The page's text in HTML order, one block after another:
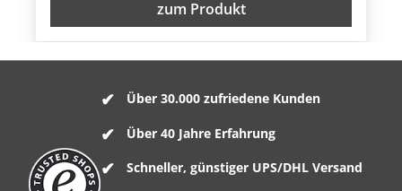
zum Produkt
Über 30.000 zufriedene Kunden
Über 40 Jahre Erfahrung
Schneller, günstiger UPS/DHL Versand